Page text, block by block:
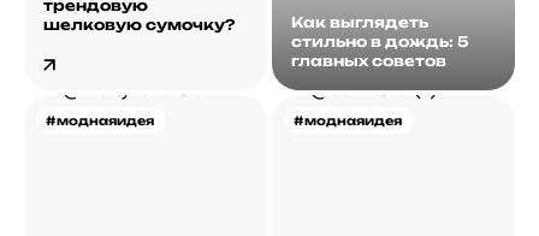
трендовую
шелковую сумочку?
Как выглядеть
стильно в дождь: 5
главных советов
#моднаяидея #моднаяидея